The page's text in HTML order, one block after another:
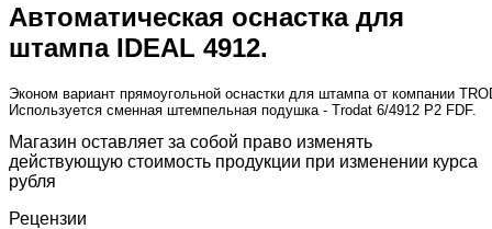
Автоматическая оснастка для
штампа IDEAL 4912.
Эконом вариант прямоугольной оснастки для штампа от компании
Используется сменная штемпельная подушка - Trodat 6/4912 P2 FDF.
Магазин оставляет за собой право изменять
действующую стоимость продукции при изменении курса
рубля
Рецензии